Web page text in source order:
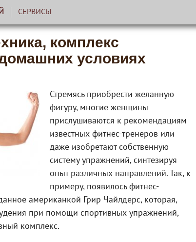
СЕРВИСЫ
комплекс
условиях
Стремясь приобрести желанную
фигуру, многие женщины
прислушиваются к рекомендациям
известных фитнес-тренеров или
даже изобретают собственную
систему упражнений, синтезируя
опыт различных направлений. Так, к
примеру, появилось фитнес-
американкой Грир Чайлдерс, которая,
при помощи спортивных упражнений,
комплекс.